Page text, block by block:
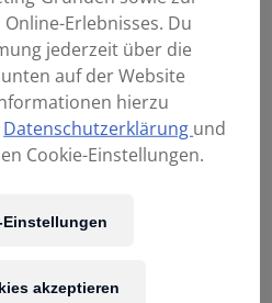
Erlebnisses. Du
jederzeit über die
auf der Website
hierzu
Datenschutzerklärung und
Cookie-Einstellungen.
akzeptieren